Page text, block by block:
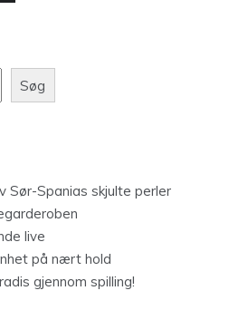
Søg
Sør-Spanias skjulte perler
live
på nært hold
gjennom spilling!